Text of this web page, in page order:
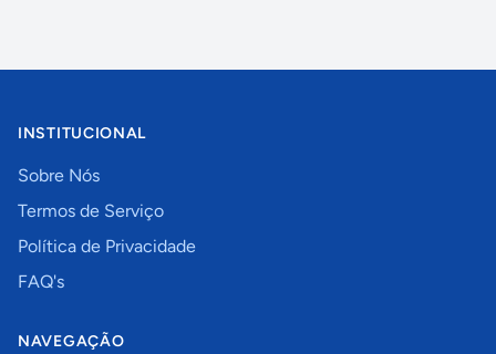
INSTITUCIONAL
Sobre Nós
Termos de Serviço
Política de Privacidade
FAQ's
NAVEGAÇÃO